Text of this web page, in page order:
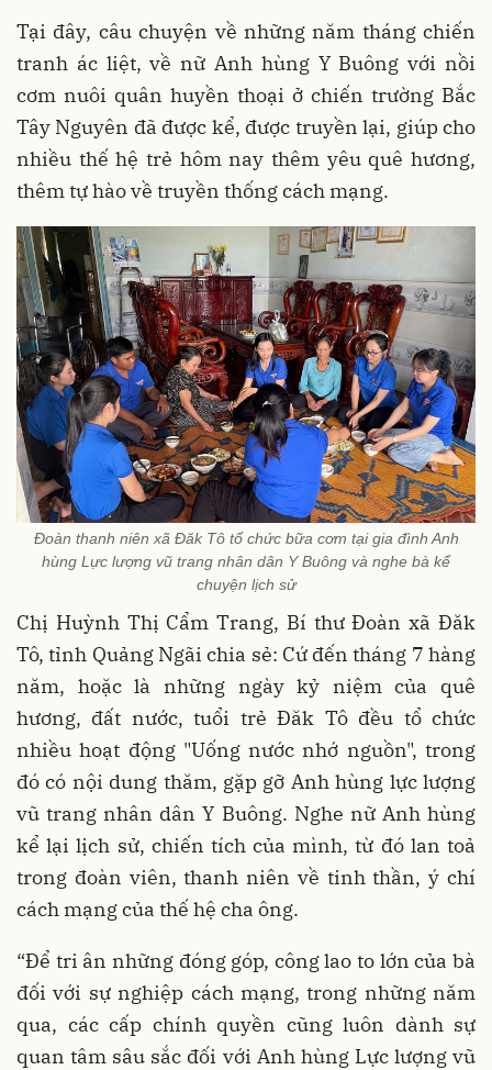
Tại đây, câu chuyện về những năm tháng chiến
tranh ác liệt, về nữ Anh hùng Y Buông với nồi
cơm nuôi quân huyền thoại ở chiến trường Bắc
Tây Nguyên đã được kể, được truyền lại, giúp cho
nhiều thế hệ trẻ hôm nay thêm yêu quê hương,
thêm tự hào về truyền thống cách mạng.
Đoàn thanh niên xã Đăk Tô tổ chức bữa cơm tại gia đình Anh
hùng Lực lượng vũ trang nhân dân Y Buông và nghe bà kể
chuyện lịch sử
Chị Huỳnh Thị Cẩm Trang, Bí thư Đoàn xã Đăk
Tô, tỉnh Quảng Ngãi chia sẻ: Cứ đến tháng 7 hàng
năm, hoặc là những ngày kỷ niệm của quê
hương, đất nước, tuổi trẻ Đăk Tô đều tổ chức
nhiều hoạt động "Uống nước nhớ nguồn", trong
đó có nội dung thăm, gặp gỡ Anh hùng lực lượng
vũ trang nhân dân Y Buông. Nghe nữ Anh hùng
kể lại lịch sử, chiến tích của mình, từ đó lan toả
trong đoàn viên, thanh niên về tinh thần, ý chí
cách mạng của thế hệ cha ông.
“Để tri ân những đóng góp, công lao to lớn của bà
đối với sự nghiệp cách mạng, trong những năm
qua, các cấp chính quyền cũng luôn dành sự
quan tâm sâu sắc đối với Anh hùng Lực lượng vũ